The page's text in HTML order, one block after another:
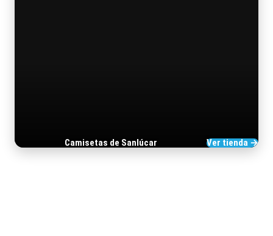
Camisetas de Sanlúcar Ver tienda →